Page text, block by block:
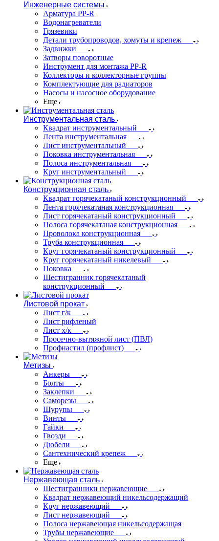
Инженерные системы
Арматура PP-R
Водонагреватели
Грязевики
Детали трубопроводов, хомуты и крепеж
Задвижки
Затворы поворотные
Инструмент для монтажа PP-R
Коллекторы и коллекторные группы
Комплектующие для радиаторов
Насосы и насосное оборудование
Еще
Инструментальная сталь
Квадрат инструментальный
Лента инструментальная
Лист инструментальный
Поковка инструментальная
Полоса инструментальная
Круг инструментальный
Конструкционная сталь
Квадрат горячекатаный конструкционный
Лента горячекатаная конструкционная
Лист горячекатаный конструкционный
Полоса горячекатаная конструкционная
Проволока конструкционная
Труба конструкционная
Круг горячекатаный конструкционный
Круг горячекатаный никелевый
Поковка
Шестигранник горячекатаный
конструкционный
Листовой прокат
Лист г/к
Лист рифленый
Лист х/к
Просечно-вытяжной лист (ПВЛ)
Профнастил (профлист)
Метизы
Анкеры
Болты
Заклепки
Саморезы
Шурупы
Винты
Гайки
Гвозди
Дюбели
Сантехнический крепеж
Еще
Нержавеющая сталь
Шестигранники нержавеющие
Квадрат нержавеющий никельсодержащий
Круг нержавеющий
Лист нержавеющий
Полоса нержавеющая никельсодержащая
Трубы нержавеющие